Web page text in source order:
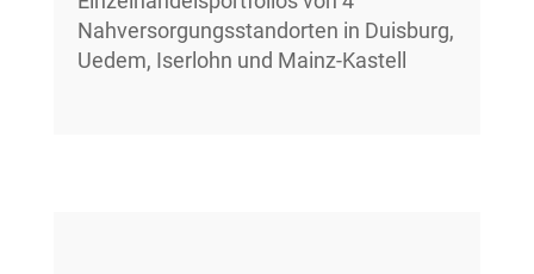
Nahversorgungsstandorten in Duisburg,
Uedem, Iserlohn und Mainz-Kastell